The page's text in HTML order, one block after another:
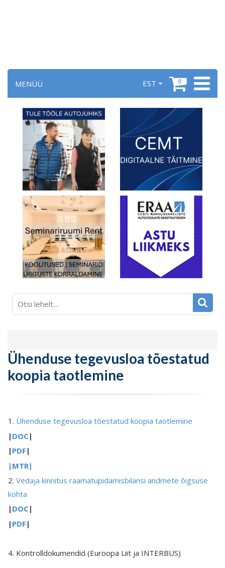
EST 0
MENÜÜ
Ühenduse tegevusloa tõestatud
koopia taotlemine
1. Ühenduse tegevusloa tõestatud koopia taotlemine
| DOC|
| PDF |
|MTR|
2. Vedaja kinnitus raamatupidamisbilansi andmete õigsuse
kohta
| DOC|
| PDF |
4. Kontrolldokumendid (Euroopa Liit ja INTERBUS)